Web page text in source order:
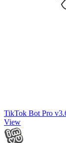
TikTok Bot Pro
View